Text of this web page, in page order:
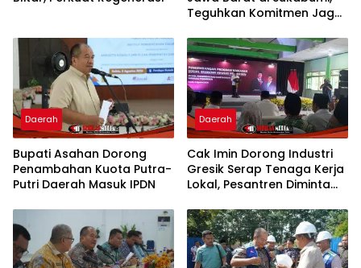
Teguhkan Komitmen Jaga
Daerah
Bupati Asahan Dorong
Penambahan Kuota Putra-
Putri Daerah Masuk IPDN
Daerah
Cak Imin Dorong Industri
Gresik Serap Tenaga Kerja
Lokal, Pesantren Diminta